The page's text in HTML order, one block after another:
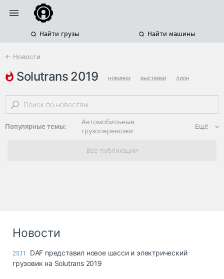
Найти грузы Найти машины
← Новости
solutrans 2019 новинки выставки лион
Популярные темы:
Автомобильные
грузоперевозки
Региональная
логистика
опасные грузы
Ещё
Все публикации
Новости
25.11
DAF представил новое шасси и электрический
грузовик на Solutrans 2019